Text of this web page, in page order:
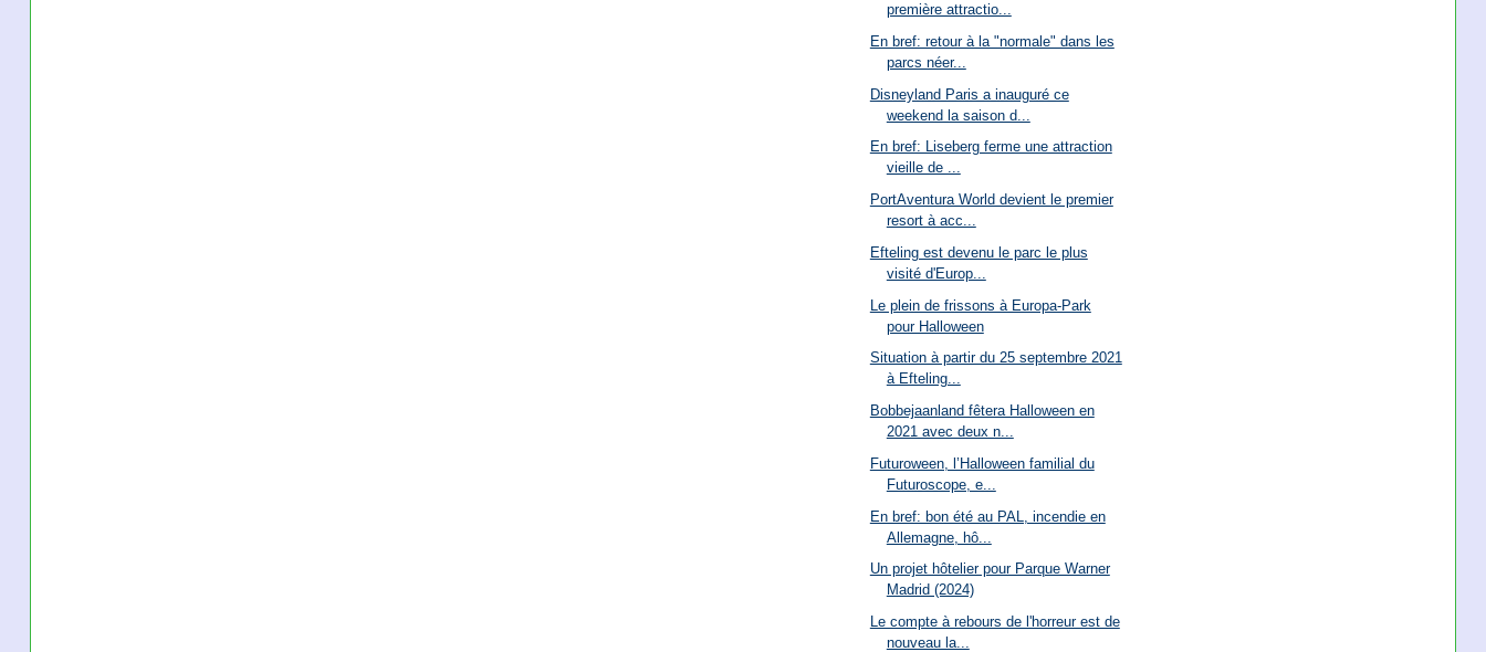
première attractio...
En bref: retour à la "normale" dans les
parcs néer...
Disneyland Paris a inauguré ce
weekend la saison d...
En bref: Liseberg ferme une attraction
vieille de ...
PortAventura World devient le premier
resort à acc...
Efteling est devenu le parc le plus
visité d'Europ...
Le plein de frissons à Europa-Park
pour Halloween
Situation à partir du 25 septembre 2021
à Efteling...
Bobbejaanland fêtera Halloween en
2021 avec deux n...
Futuroween, l’Halloween familial du
Futuroscope, e...
En bref: bon été au PAL, incendie en
Allemagne, hô...
Un projet hôtelier pour Parque Warner
Madrid (2024)
Le compte à rebours de l'horreur est de
nouveau la...